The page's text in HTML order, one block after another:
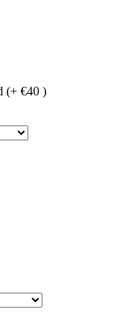
(+ €40 )